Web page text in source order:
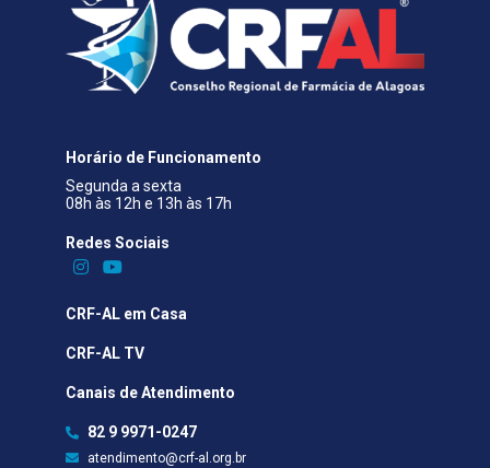
Horário de Funcionamento
Segunda a sexta
08h às 12h e 13h às 17h
Redes Sociais​
CRF-AL em Casa
CRF-AL TV
Canais de Atendimento
82 9 9971-0247
atendimento@crf-al.org.br